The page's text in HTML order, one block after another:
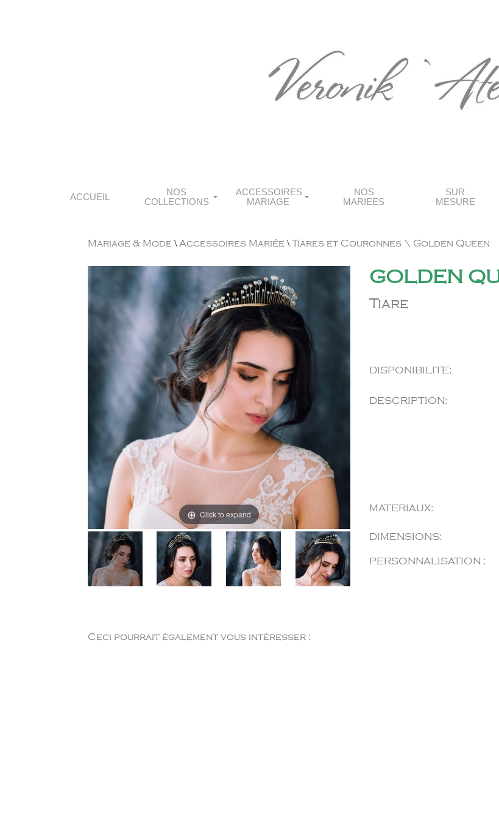
ACCUEIL
NOS
COLLECTIONS
ACCESSOIRES
MARIAGE
NOS
MARIEES
SUR
MESURE
Mariage & Mode \ Accessoires Mariée \ Tiares et Couronnes \ Golden Queen
Click to expand
GOLDEN
Tiare
DISPONIBILITE:
DESCRIPTION:
MATERIAUX:
DIMENSIONS:
PERSONNALISATION :
Ceci pourrait également vous intéresser :